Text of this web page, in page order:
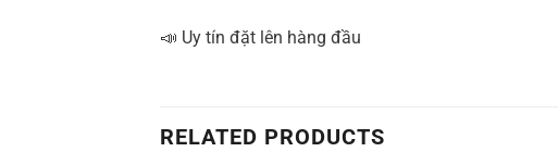
📣 Uy tín đặt lên hàng đầu
RELATED PRODUCTS